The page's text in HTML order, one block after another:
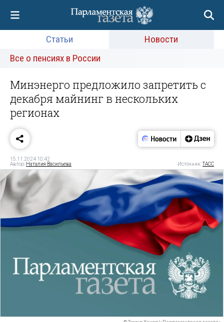
Статьи
Новости
Все о пенсиях в России
Минэнерго предложило запретить c
декабря майнинг в нескольких
регионах
15.11.2024 10:42
Автор: Наталия Васильева Источник:ТАСС